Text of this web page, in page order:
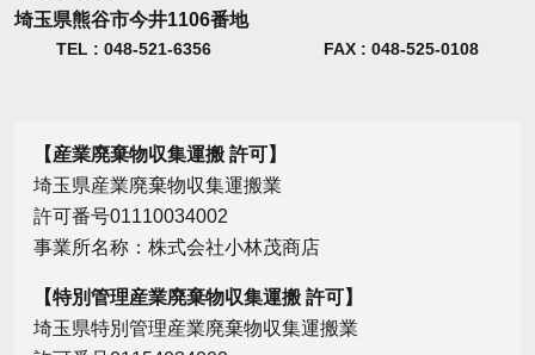
埼玉県熊谷市今井1106番地
TEL : 048-521-6356 FAX : 048-525-0108
【産業廃棄物収集運搬 許可】
埼玉県産業廃棄物収集運搬業
許可番号01110034002
事業所名称：株式会社小林茂商店
【特別管理産業廃棄物収集運搬 許可】
埼玉県特別管理産業廃棄物収集運搬業